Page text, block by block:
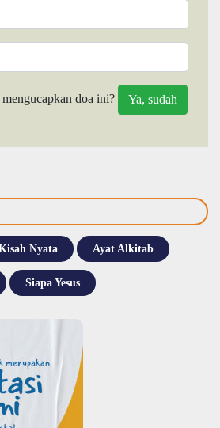
doa ini?
Nyata Ayat Alkitab
Siapa Yesus